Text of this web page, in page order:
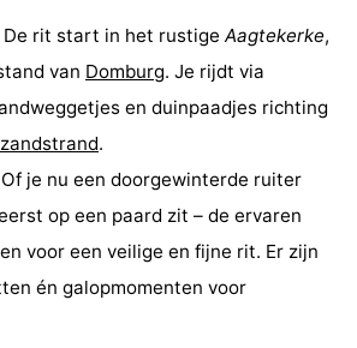
De rit start in het rustige Aagtekerke,
van Domburg. Je rijdt via
en duinpaadjes richting
zandstrand.
Of je nu een doorgewinterde ruiter
op een paard zit – de ervaren
voor een veilige en fijne rit. Er zijn
én galopmomenten voor